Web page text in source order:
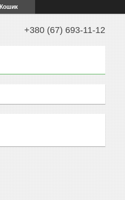
Кошик
+380 (67) 693-11-12